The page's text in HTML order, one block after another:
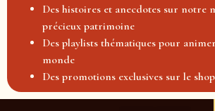
Des histoires et anecdotes sur notre
précieux patrimoine
Des playlists thématiques pour
monde
Des promotions exclusives sur le